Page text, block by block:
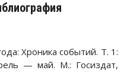
Хроника событий. Т. 1:
— май. М.: Госиздат,